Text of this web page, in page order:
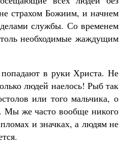
страхом Божиим, и начнем
службы. Со временем
необходимые жаждущим
в руки Христа. Не
людей наелось! Рыб так
или того мальчика, о
Мы же часто вообще никого
и значках, а людям не